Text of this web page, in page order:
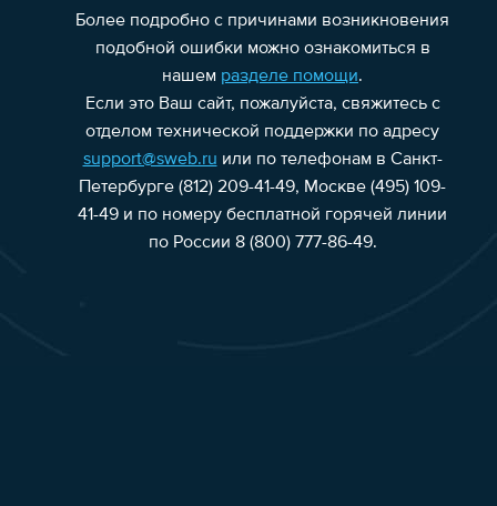
Более подробно с причинами возникновения
подобной ошибки можно ознакомиться в
нашем разделе помощи.
Если это Ваш сайт, пожалуйста, свяжитесь с
отделом технической поддержки по адресу
support@sweb.ru или по телефонам в Санкт-
Петербурге (812) 209-41-49, Москве (495) 109-
41-49 и по номеру бесплатной горячей линии
по России 8 (800) 777-86-49.